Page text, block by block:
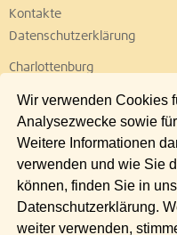
Wir verwenden Cookies
Analysezwecke sowie
Weitere Informationen
verwenden und wie Sie
können, finden Sie in
Datenschutzerklärung.
weiter verwenden,
Kontakte
Datenschutzerklärung
Charlottenburg
Lichtenberg
Pankow
Reinickendorf
Spandau